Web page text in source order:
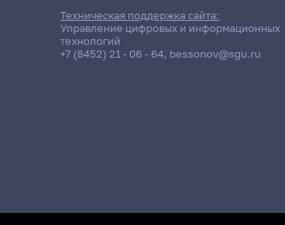
Техническая поддержка сайта:
Управление цифровых и информационных
технологий
+7 (8452) 21 - 06 - 64, bessonov@sgu.ru